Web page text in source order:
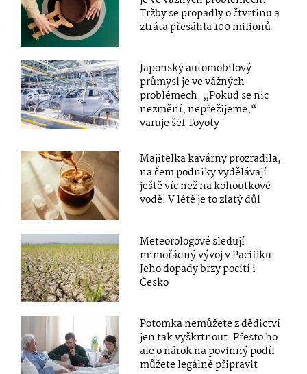
Tržby se propadly o čtvrtinu a
ztráta přesáhla 100 milionů
Japonský automobilový
průmysl je ve vážných
problémech. „Pokud se nic
nezmění, nepřežijeme,“
varuje šéf Toyoty
Majitelka kavárny prozradila,
na čem podniky vydělávají
ještě víc než na kohoutkové
vodě. V létě je to zlatý důl
Meteorologové sledují
mimořádný vývoj v Pacifiku.
Jeho dopady brzy pocítí i
Česko
Potomka nemůžete z dědictví
jen tak vyškrtnout. Přesto ho
ale o nárok na povinný podíl
můžete legálně připravit